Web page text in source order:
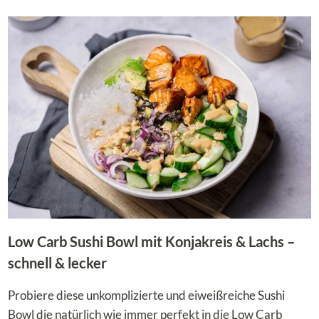
OHNE
ZUCKER
Low Carb Sushi Bowl mit Konjakreis & Lachs –
schnell & lecker
Probiere diese unkomplizierte und eiweißreiche Sushi
Bowl die natürlich wie immer perfekt in die Low Carb